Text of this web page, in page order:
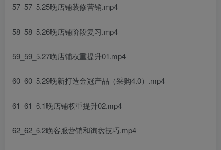
57_57_5.25晚店铺装修营销.mp4
58_58_5.26晚店铺阶段复习.mp4
59_59_5.27晚店铺权重提升01.mp4
60_60_5.29晚新打造金冠产品（采购4.0）.mp4
61_61_6.1晚店铺权重提升02.mp4
62_62_6.2晚客服营销和询盘技巧.mp4